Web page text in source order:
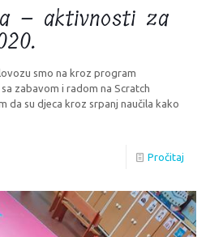
– aktivnosti za
smo na kroz program
zabavom i radom na Scratch
da su djeca kroz srpanj naučila kako
Pročitaj